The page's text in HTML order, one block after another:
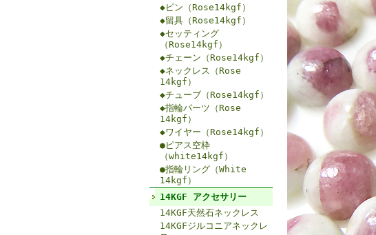
◆ピン（Rose14kgf）
◆留具（Rose14kgf）
◆セッティング
（Rose14kgf）
◆チェーン（Rose14kgf）
◆ネックレス（Rose
14kgf）
◆チューブ（Rose14kgf）
◆指輪パーツ（Rose
14kgf）
◆ワイヤー（Rose14kgf）
●ピアス空枠
（white14kgf）
●指輪リング（White
14kgf）
14KGF アクセサリー
14KGF天然石ネックレス
14KGFジルコニアネックレ